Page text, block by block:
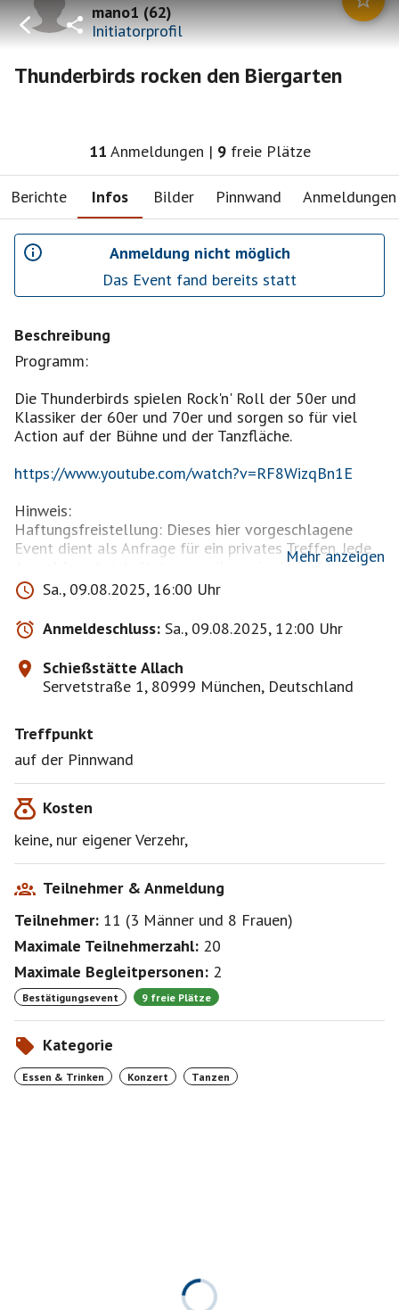
mano1(62)
Initiatorprofil
Thunderbirds rocken den Biergarten
11 Anmeldungen | 9 freie Plätze
Berichte Infos Bilder Pinnwand Anmeldungen
Anmeldung nicht möglich
Das Event fand bereits statt
Beschreibung
Programm:
Die Thunderbirds spielen Rock'n' Roll der 50er und
Klassiker der 60er und 70er und sorgen so für viel
Action auf der Bühne und der Tanzfläche.
https://www.youtube.com/watch?v=RF8WizqBn1E
Hinweis:
Haftungsfreistellung: Dieses hier vorgeschlagene
Event dient als Anfrage für ein privates Treffen. Jede
Anmeldung beinhaltet gegenüber mir als Initiator des
Treffens eine komplette Haftungsfreistellung für alle
möglichen Sach-, Personen- oder Vermögens-schäden,
die aus der Teilnahme entstehen können. Teilnehmer
und Begleitpersonen nehmen auf eigene Gefahr teil
Diese Haftungsfreistellung wird mit jeder Anmeldung
zum Event anerkannt und wirksam.
Mehr anzeigen
Sa., 09.08.2025, 16:00 Uhr
Anmeldeschluss: Sa., 09.08.2025, 12:00 Uhr
Schießstätte Allach
Servetstraße 1, 80999 München, Deutschland
Treffpunkt
auf der Pinnwand
Kosten
keine, nur eigener Verzehr,
Teilnehmer & Anmeldung
Teilnehmer: 11 (3 Männer und 8 Frauen)
Maximale Teilnehmerzahl: 20
Maximale Begleitpersonen: 2
Bestätigungsevent 9 freie Plätze
Kategorie
Essen & Trinken Konzert Tanzen